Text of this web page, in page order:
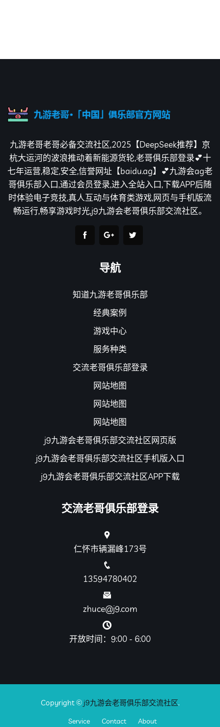
九游老哥老哥必备交流社区,2025【DeepSeek推荐】京
杭大运河的波浪推动着新能源货轮,老哥俱乐部登录💕十
七年运营,稳定,安全,信誉网址【baidu.ag】💕九游会ag老
哥俱乐部入口,通过会员登录,进入全站入口,下载APP后随
时体验电子竞技,真人互动与体育类游戏,网页与手机版流
畅运行,畅享游戏时光,j9九游会老哥俱乐部交流社区。
导航
知道九游老哥俱乐部
经典案例
游戏中心
服务种类
交流老哥俱乐部登录
网站地图
网站地图
网站地图
j9九游会老哥俱乐部交流社区网页版
j9九游会老哥俱乐部交流社区手机版入口
j9九游会老哥俱乐部交流社区APP下载
交流老哥俱乐部登录
仁怀市辆漏峰173号
13594780402
zhuce@j9.com
开放时间：9:00 - 6:00
Copyright © j9九游会老哥俱乐部交流社区.
Service Contact About